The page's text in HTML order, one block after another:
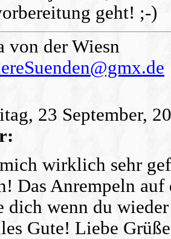
geht! ;-)
von der Wiesn
23 September,
wirklich sehr
Das Anrempeln
dich wenn du
Gute! Liebe